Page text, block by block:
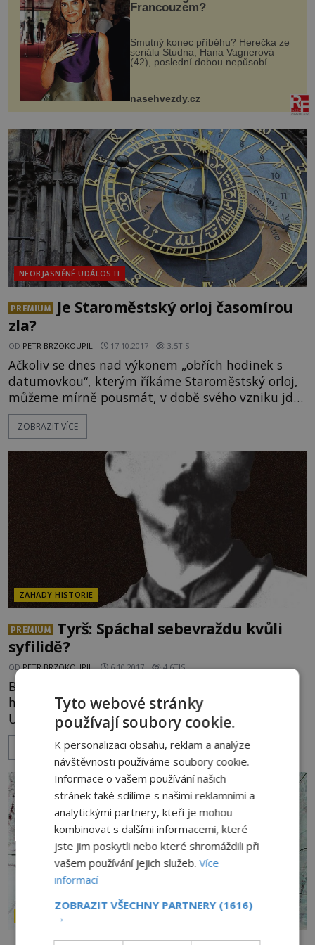
Francouzem?
Smutný konec příběhu? Herečka ze
seriálu Studna, Hana Vagnerová
(42), poslední dobou nepůsobí
nasehvezdy.cz
NEOBJASNĚNÉ UDÁLOSTI
PREMIUM
Je Staroměstský orloj časomírou
zla?
OD PETR BRZOKOUPIL 17.10.2017 3.5TIS
Ačkoliv se dnes nad výkonem „obřích hodinek s
datumovkou“, kterým říkáme Staroměstský orloj,
můžeme mírně pousmát, v době svého vzniku jde
o dokonalý a ojedinělý stroj. Kromě hlavního účelu
je zajímavý ještě jednou věcí – je s ním spojeno
sestavil? Byl to opravdu mistr Hanuš, jak uvádí
pověst? A kolik časů vlastně měří? Jde takřka o
národní symbol.
ZOBRAZIT VÍCE
ZÁHADY HISTORIE
PREMIUM
Tyrš: Spáchal sebevraždu kvůli
syfilidě?
ODPETR BRZOKOUPIL 6.10.2017 4.6TIS
Byl významným českým vlastencem, architektem,
historikem umění i pedagogem na pražské
Univerzitě Karlově a ČVUT. Nejvíce se však
proslavil coby spoluzakladatel tělovýchovného
hnutí v Čechách – zejména pak Sokola. Jeho smrt v
nedožitých 52 letech zůstává dodnes bez
vysvětlení. Co se Miroslavu Tyršovi vlastně stalo?
Naposledy je MIROSLAV TYRŠ (1832 – 1884) spatřen
v pátek 8. srpna 1884 dopoledne
ZOBRAZIT VÍCE
ZÁHADY HISTORIE
Tyto webové stránky
používají soubory cookie.
K personalizaci obsahu, reklam a analýze
návštěvnosti používáme soubory cookie.
Informace o vašem používání našich
stránek také sdílíme s našimi reklamními a
analytickými partnery, kteří je mohou
kombinovat s dalšími informacemi, které
jste jim poskytli nebo které shromáždili při
vašem používání jejich služeb.Více
informací
ZOBRAZIT VŠECHNY PARTNERY (1616)
→